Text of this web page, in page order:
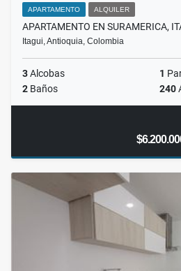
APARTAMENTO ALQUILER
APARTAMENTO EN SURAMERICA,
Itagui, Antioquia, Colombia
3Alcobas 1
2 Baños 240